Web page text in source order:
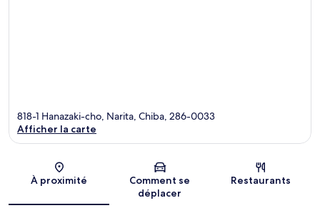
Carte
818-1 Hanazaki-cho, Narita, Chiba, 286-0033
Afficher la carte
À proximité
Comment se
déplacer
Restaurants